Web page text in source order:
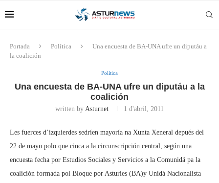
Portada Política
Una encuesta de BA-UNA ufre un diputáu a
la coalición
Política
Una encuesta de BA-UNA ufre un diputáu a la
coalición
written by Asturnet 1 d'abril, 2011
Les fuerces d’izquierdes sedríen mayoría na Xunta Xeneral depués del
22 de mayu polo que cinca a la circunscripción central, según una
encuesta fecha por Estudios Sociales y Servicios a la Comunidá pa la
coalición formada pol Bloque por Asturies (BA)y Unidá Nacionalista